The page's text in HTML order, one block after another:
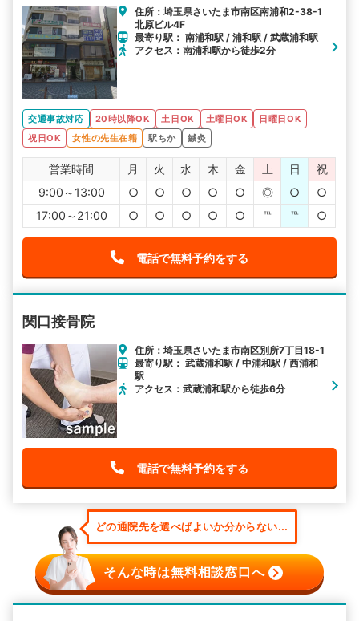
住所：埼玉県さいたま市南区南浦和2-38-1
北原ビル4F
最寄り駅： 南浦和駅 / 浦和駅 / 武蔵浦和駅
アクセス：南浦和駅から徒歩2分
交通事故対応 20時以降OK 土日OK 土曜日OK
日曜日OK
祝日OK
女性の先生在籍 駅ちか 鍼灸
営業時間 月 火 水 木 金 土 日
祝
9:00～13:00
○ ○ ○ ○ ○ ◎ ○
○
17:00～21:00
○ ○ ○ ○ ○ ℡ ℡ ○
電話で無料予約をする
関口接骨院
住所：埼玉県さいたま市南区別所7丁目18-1
最寄り駅： 武蔵浦和駅 / 中浦和駅 / 西浦和
駅
アクセス：武蔵浦和駅から徒歩6分
電話で無料予約をする
どの通院先を選べばよいか分からない...
そんな時は無料相談窓口へ